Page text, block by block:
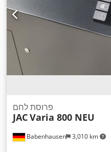
Babenhausen 3,010 km
פרוסת לחם
JACVaria 800 NEU